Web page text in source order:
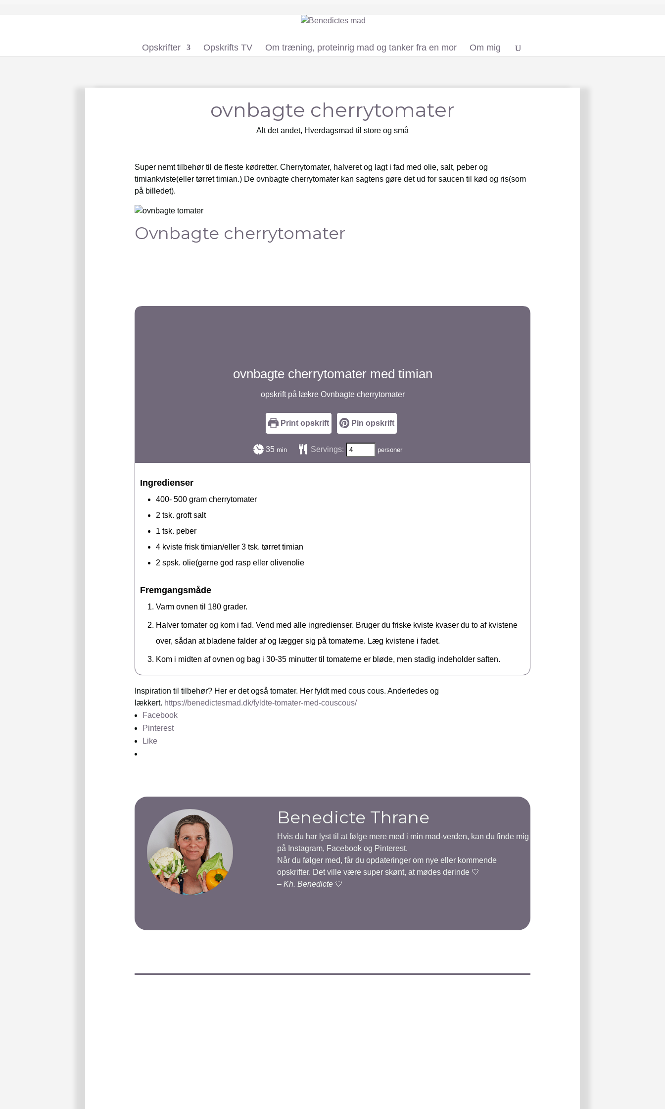
Opskrifter Opskrifts TV Om træning, proteinrig mad og tanker fra en mor Om mig
ovnbagte cherrytomater
Alt det andet, Hverdagsmad til store og små
Super nemt tilbehør til de fleste kødretter. Cherrytomater, halveret og lagt i fad med olie, salt, peber og
timiankviste(eller tørret timian.) De ovnbagte cherrytomater kan sagtens gøre det ud for saucen til kød og ris(som
på billedet).
Ovnbagte cherrytomater
ovnbagte cherrytomater med timian
opskrift på lækre Ovnbagte cherrytomater
Print opskrift Pin opskrift
35minutter
min Servings: personer
Ingredienser
400- 500 gram cherrytomater
2 tsk. groft salt
1 tsk. peber
4 kviste frisk timian/eller 3 tsk. tørret timian
2 spsk. olie(gerne god rasp eller olivenolie
Fremgangsmåde
Varm ovnen til 180 grader.
Halver tomater og kom i fad. Vend med alle ingredienser. Bruger du friske kviste kvaser du to af kvistene
over, sådan at bladene falder af og lægger sig på tomaterne. Læg kvistene i fadet.
Kom i midten af ovnen og bag i 30-35 minutter til tomaterne er bløde, men stadig indeholder saften.
Inspiration til tilbehør? Her er det også tomater. Her fyldt med cous cous. Anderledes og
lækkert. https://benedictesmad.dk/fyldte-tomater-med-couscous/
Facebook
Pinterest
Like
Benedicte Thrane
Hvis du har lyst til at følge mere med i min mad-verden, kan du finde mig
på Instagram, Facebook og Pinterest.
Når du følger med, får du opdateringer om nye eller kommende
opskrifter. Det ville være super skønt, at mødes derinde 🤍
– Kh. Benedicte 🤍